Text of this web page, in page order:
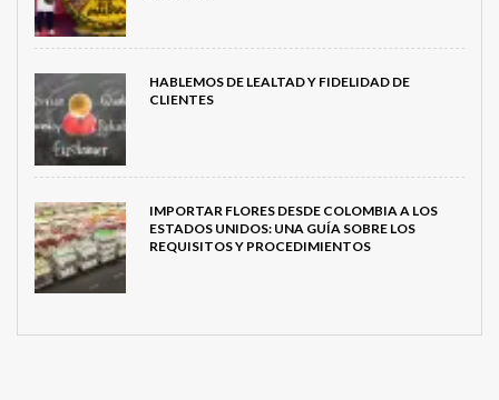
HABLEMOS DE LEALTAD Y FIDELIDAD DE
CLIENTES
IMPORTAR FLORES DESDE COLOMBIA A LOS
ESTADOS UNIDOS: UNA GUÍA SOBRE LOS
REQUISITOS Y PROCEDIMIENTOS